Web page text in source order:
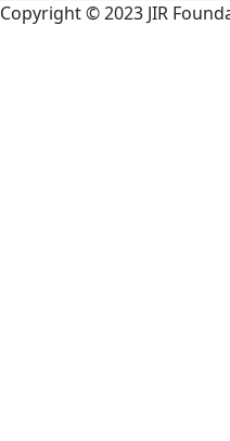
Copyright © 2023 JIR